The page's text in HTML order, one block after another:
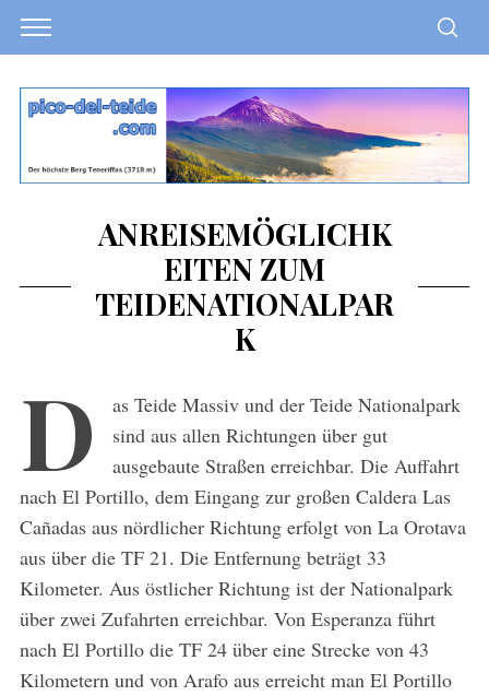
ANREISEMÖGLICHK
EITEN ZUM
TEIDENATIONALPAR
K
D
as Teide Massiv und der Teide Nationalpark
sind aus allen Richtungen über gut
ausgebaute Straßen erreichbar. Die Auffahrt
nach El Portillo, dem Eingang zur großen Caldera Las
Cañadas aus nördlicher Richtung erfolgt von La Orotava
aus über die TF 21. Die Entfernung beträgt 33
Kilometer. Aus östlicher Richtung ist der Nationalpark
über zwei Zufahrten erreichbar. Von Esperanza führt
nach El Portillo die TF 24 über eine Strecke von 43
Kilometern und von Arafo aus erreicht man El Portillo